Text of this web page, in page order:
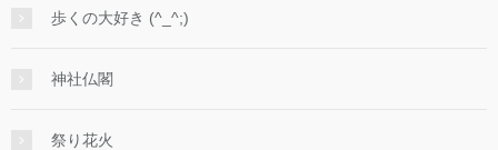
歩くの大好き (^_^;)
神社仏閣
祭り花火